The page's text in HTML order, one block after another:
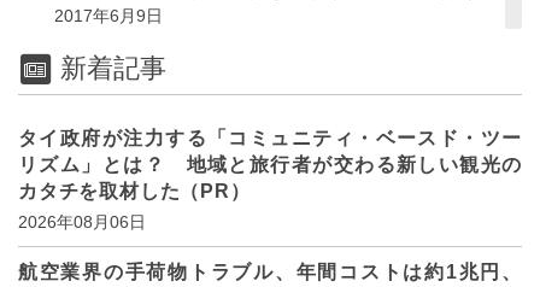
2017年6月9日
新着記事
タイ政府が注力する「コミュニティ・ベースド・ツー
リズム」とは？ 地域と旅行者が交わる新しい観光の
カタチを取材した（PR）
2026年08月06日
航空業界の手荷物トラブル、年間コストは約1兆円、